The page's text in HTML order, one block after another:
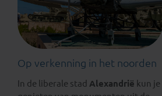
Op verkenning in het noorden
In de liberale stad Alexandrië kun je